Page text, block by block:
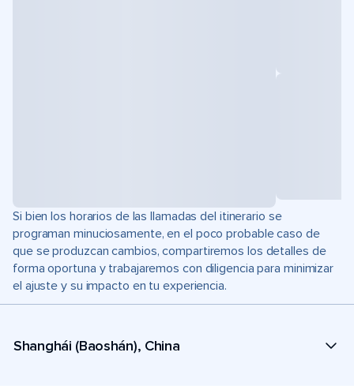
Si bien los horarios de las llamadas del itinerario se
programan minuciosamente, en el poco probable caso de
que se produzcan cambios, compartiremos los detalles de
forma oportuna y trabajaremos con diligencia para minimizar
el ajuste y su impacto en tu experiencia.
Shanghái (Baoshán), China